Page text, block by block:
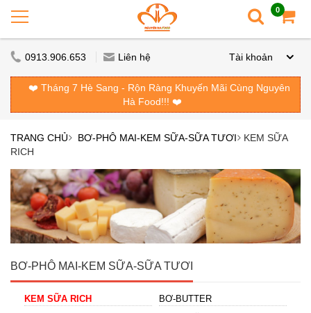
0
0913.906.653 Liên hệ Tài khoản
❤️ Tháng 7 Hè Sang - Rộn Ràng Khuyến Mãi Cùng Nguyên
Hà Food!!! ❤️
TRANG CHỦ BƠ-PHÔ MAI-KEM SỮA-SỮA TƯƠI
KEM SỮA
RICH
BƠ-PHÔ MAI-KEM SỮA-SỮA TƯƠI
KEM SỮA RICH BƠ-BUTTER